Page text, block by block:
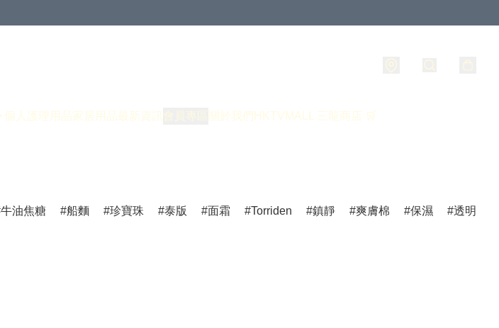
個人護理用品家居用品 最新資訊 關於我們 HKTVMALL 三龍商店 🛒
牛油焦糖 船麵 珍寶珠 泰版 面霜 Torriden 鎮靜 爽膚棉 保濕 透明質酸